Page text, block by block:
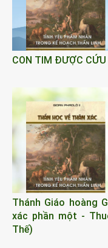
CON TIM ĐƯỢC
Thánh Giáo hoàng
xác phần một -
Thế)